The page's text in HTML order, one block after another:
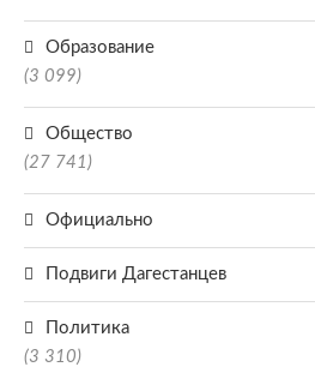
Образование
(3 099)
Общество
(27 741)
Официально
Подвиги Дагестанцев
Политика
(3 310)